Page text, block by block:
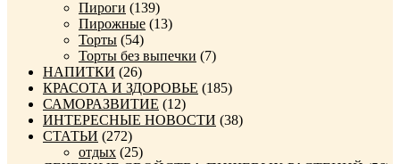
Пироги (139)
Пирожные (13)
Торты (54)
Торты без выпечки (7)
НАПИТКИ (26)
КРАСОТА И ЗДОРОВЬЕ (185)
САМОРАЗВИТИЕ (12)
ИНТЕРЕСНЫЕ НОВОСТИ (38)
СТАТЬИ (272)
отдых (25)